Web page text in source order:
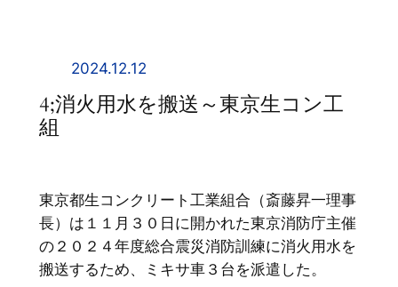
2024.12.12
4;消火用水を搬送～東京生コン工
組
東京都生コンクリート工業組合（斎藤昇一理事
長）は１１月３０日に開かれた東京消防庁主催
の２０２４年度総合震災消防訓練に消火用水を
搬送するため、ミキサ車３台を派遣した。